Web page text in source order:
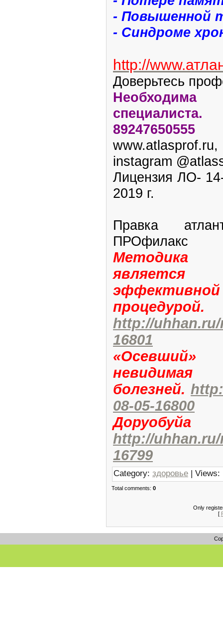
- Повышенной
- Синдроме
http://
Доверьтесь
89247650555
www.atlasprof.ru,
instagram
Лицензия ЛО-
2019 г.
Правка
ПРОфилакс
Методика
является
процедурой.
http://uhhan.ru/
16801
болезней.
08-05-16800
http://uhhan.ru/
16799
Category: здоровье | Views:
Total comments: 0
Only
[